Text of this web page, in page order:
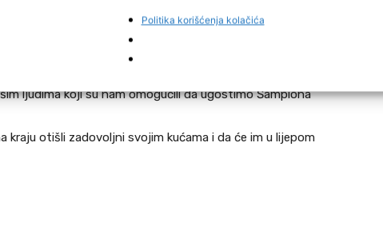
Politika korišćenja kolačića
jednostavno, bez ikakvih posebnih zahtjeva,
odigrali onako kako znaju, i bez ikakvih problema
navijača za slikanjem i potpisima.
prekrasnom gostovanju u Jelahu, i nadamo se da su i
ljudima koji su nam omogućili da ugostimo Šampiona
kraju otišli zadovoljni svojim kućama i da će im u lijepom